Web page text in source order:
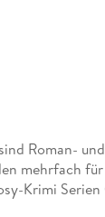
Roman-
mehrfach
Krimi